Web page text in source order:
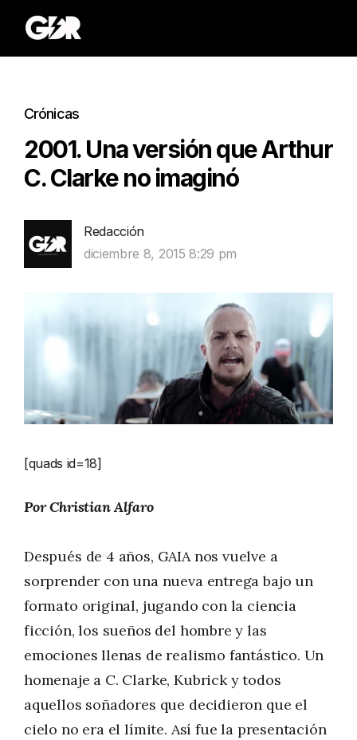
Crónicas
2001. Una versión que Arthur
C. Clarke no imaginó
Redacción
diciembre 8, 2015 8:29 pm
[quads id=18]
Por Christian Alfaro
Después de 4 años, GAIA nos vuelve a
sorprender con una nueva entrega bajo un
formato original, jugando con la ciencia
ficción, los sueños del hombre y las
emociones llenas de realismo fantástico. Un
homenaje a C. Clarke, Kubrick y todos
aquellos soñadores que decidieron que el
cielo no era el límite. Así fue la presentación